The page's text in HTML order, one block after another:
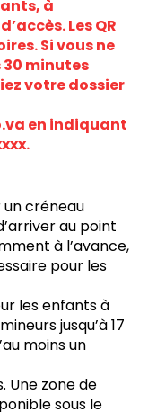
à
Les QR
Si vous ne
30 minutes
votre dossier
en indiquant
créneau
au point
à l’avance,
pour les
les enfants à
jusqu’à 17
moins un
Une zone de
sous le